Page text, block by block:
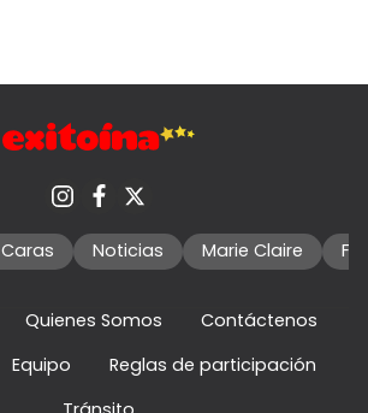
Caras Noticias Marie Claire
Quienes Somos
Contáctenos
Equipo
Reglas de participación